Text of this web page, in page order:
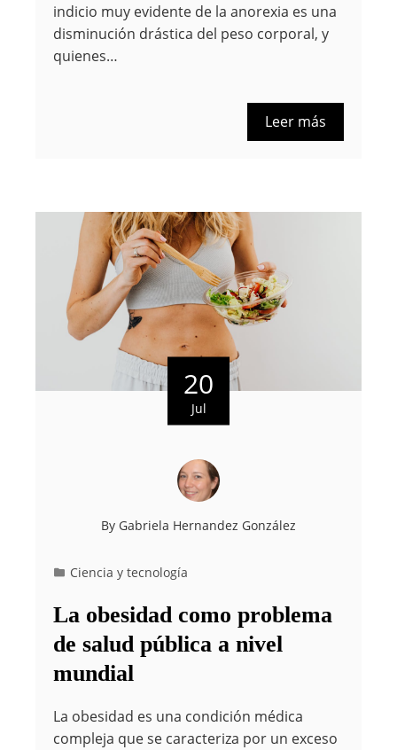
indicio muy evidente de la anorexia es una
disminución drástica del peso corporal, y
quienes…
Leer más
20
Jul
By Gabriela Hernandez González
Ciencia y tecnología
La obesidad como problema
de salud pública a nivel
mundial
La obesidad es una condición médica
compleja que se caracteriza por un exceso